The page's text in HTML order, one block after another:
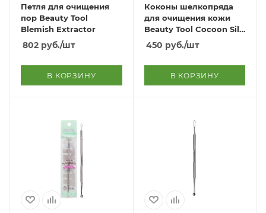
Петля для очищения
пор Beauty Tool
Blemish Extractor
802 руб./шт
В КОРЗИНУ
Коконы шелкопряда
для очищения кожи
Beauty Tool Cocoon Silk
Ball
450 руб./шт
В КОРЗИНУ